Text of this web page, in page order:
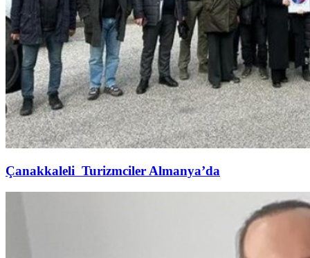
Çanakkaleli Turizmciler Almanya’da